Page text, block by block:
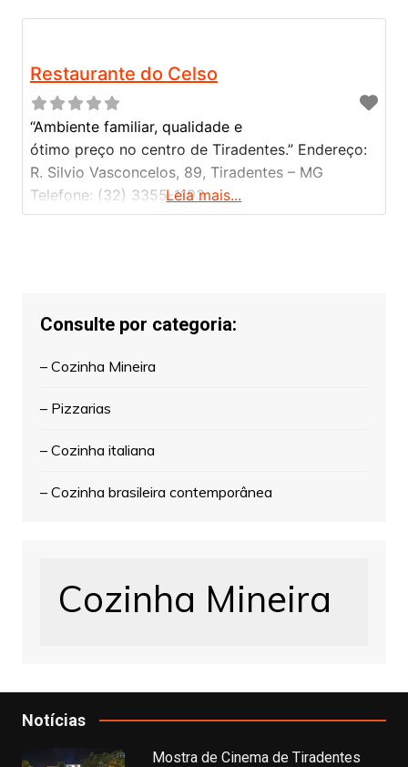
Restaurante do Celso
“Ambiente familiar, qualidade e
ótimo preço no centro de Tiradentes.” Endereço:
R. Silvio Vasconcelos, 89, Tiradentes – MG
Telefone: (32) 3355-1193Leia mais...
Consulte por categoria:
– Cozinha Mineira
– Pizzarias
– Cozinha italiana
– Cozinha brasileira contemporânea
Cozinha Mineira
Notícias
Mostra de Cinema de Tiradentes